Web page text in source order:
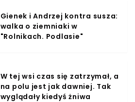
Gienek i Andrzej kontra susza:
walka o ziemniaki w
"Rolnikach. Podlasie"
W tej wsi czas się zatrzymał, a
na polu jest jak dawniej. Tak
wyglądały kiedyś żniwa